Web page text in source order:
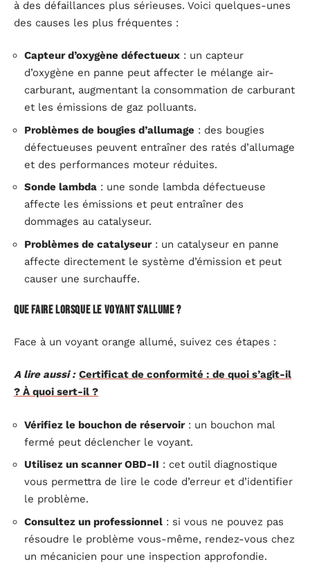
à des défaillances plus sérieuses. Voici quelques-unes
des causes les plus fréquentes :
Capteur d’oxygène défectueux : un capteur
d’oxygène en panne peut affecter le mélange air-
carburant, augmentant la consommation de carburant
et les émissions de gaz polluants.
Problèmes de bougies d’allumage : des bougies
défectueuses peuvent entraîner des ratés d’allumage
et des performances moteur réduites.
Sonde lambda : une sonde lambda défectueuse
affecte les émissions et peut entraîner des
dommages au catalyseur.
Problèmes de catalyseur: un catalyseur en panne
affecte directement le système d’émission et peut
causer une surchauffe.
Que faire lorsque le voyant s’allume ?
Face à un voyant orange allumé, suivez ces étapes :
A lire aussi : Certificat de conformité : de quoi s’agit-il
? À quoi sert-il ?
Vérifiez le bouchon de réservoir: un bouchon mal
fermé peut déclencher le voyant.
Utilisez un scanner OBD-II : cet outil diagnostique
vous permettra de lire le code d’erreur et d’identifier
le problème.
Consultez un professionnel : si vous ne pouvez pas
résoudre le problème vous-même, rendez-vous chez
un mécanicien pour une inspection approfondie.